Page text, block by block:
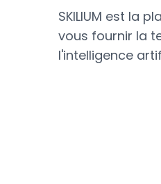
SKILIUM est la
vous fournir la
l'intelligence